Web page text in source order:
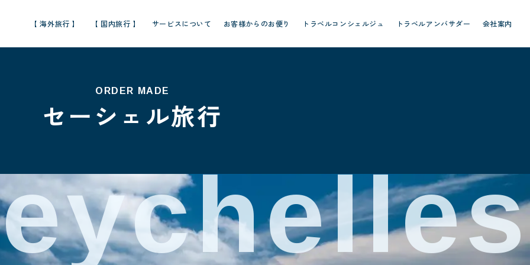
【 海外旅行 】 【 国内旅行 】 サービスについて お客様からのお便り トラベルコンシェルジュ トラベルアンバサダー 会社案内
ORDER MADE
セーシェル旅行